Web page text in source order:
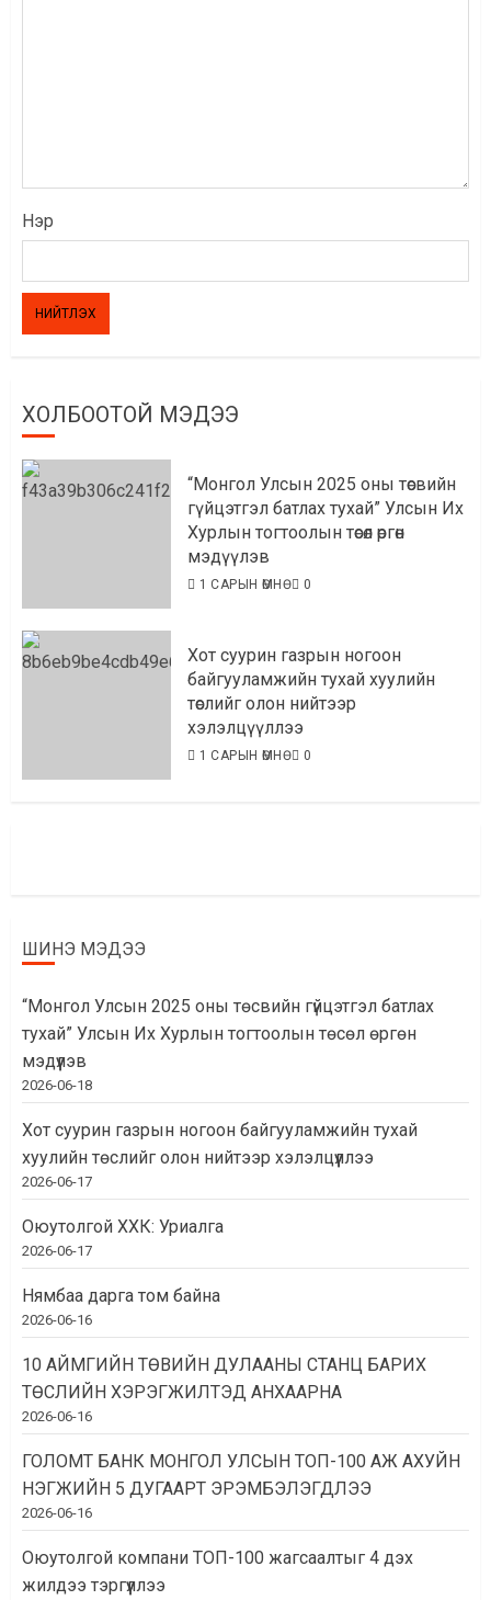
Нэр
ХОЛБООТОЙ МЭДЭЭ
“Монгол Улсын 2025 оны төсвийн
гүйцэтгэл батлах тухай” Улсын Их
Хурлын тогтоолын төсөл өргөн
мэдүүлэв
1 САРЫН ӨМНӨ 0
Хот суурин газрын ногоон
байгууламжийн тухай хуулийн
төслийг олон нийтээр
хэлэлцүүллээ
1 САРЫН ӨМНӨ 0
ШИНЭ МЭДЭЭ
“Монгол Улсын 2025 оны төсвийн гүйцэтгэл батлах
тухай” Улсын Их Хурлын тогтоолын төсөл өргөн
мэдүүлэв
2026-06-18
Хот суурин газрын ногоон байгууламжийн тухай
хуулийн төслийг олон нийтээр хэлэлцүүллээ
2026-06-17
Оюутолгой ХХК: Уриалга
2026-06-17
Нямбаа дарга том байна
2026-06-16
10 АЙМГИЙН ТӨВИЙН ДУЛААНЫ СТАНЦ БАРИХ
ТӨСЛИЙН ХЭРЭГЖИЛТЭД АНХААРНА
2026-06-16
ГОЛОМТ БАНК МОНГОЛ УЛСЫН ТОП-100 АЖ АХУЙН
НЭГЖИЙН 5 ДУГААРТ ЭРЭМБЭЛЭГДЛЭЭ
2026-06-16
Оюутолгой компани ТОП-100 жагсаалтыг 4 дэх
жилдээ тэргүүллээ